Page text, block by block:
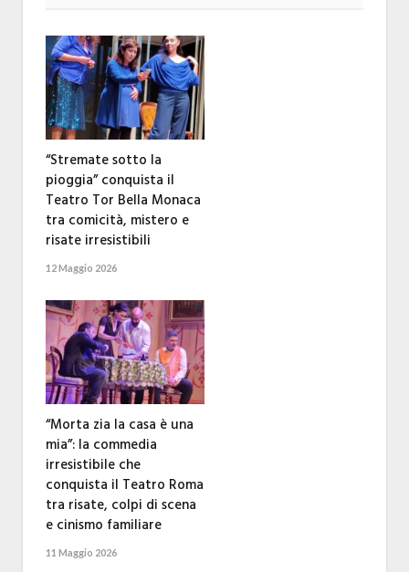
“Stremate sotto la
pioggia” conquista il
Teatro Tor Bella Monaca
tra comicità, mistero e
risate irresistibili
12 Maggio 2026
“Morta zia la casa è una
mia”: la commedia
irresistibile che
conquista il Teatro Roma
tra risate, colpi di scena
e cinismo familiare
11 Maggio 2026